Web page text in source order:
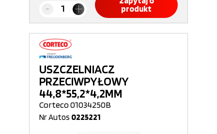
produkt
USZCZELNIACZ
PRZECIWPYŁOWY
44,8*55,2*4,2MM
Corteco 01034250B
Nr Autos 0225221